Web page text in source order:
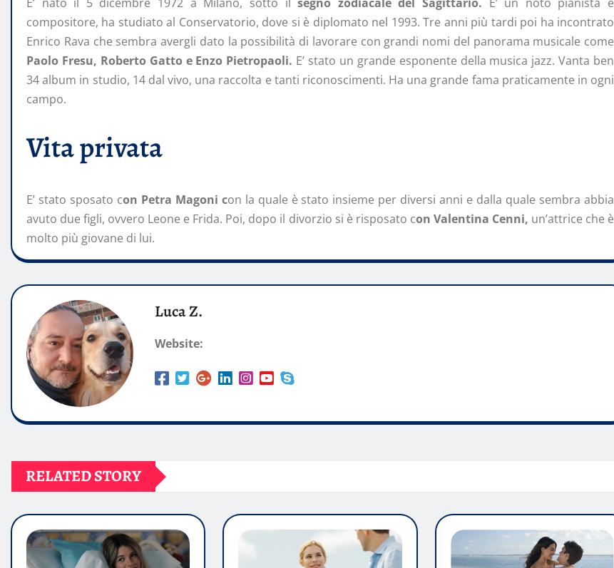
compositore, ha studiato al Conservatorio, dove si è diplomato nel 1993. Tre anni più tardi poi ha incontrato
Enrico Rava che sembra avergli dato la possibilità di lavorare con grandi nomi del panorama musicale come
Paolo Fresu, Roberto Gatto e Enzo Pietropaoli. E’ stato un grande esponente della musica jazz. Vanta ben
34 album in studio, 14 dal vivo, una raccolta e tanti riconoscimenti. Ha una grande fama praticamente in ogni
campo.
Vita privata
E’ stato sposato con Petra Magoni con la quale è stato insieme per diversi anni e dalla quale sembra abbia
avuto due figli, ovvero Leone e Frida. Poi, dopo il divorzio si è risposato con Valentina Cenni, un’attrice che è
molto più giovane di lui.
Luca Z.
Website:
RELATED STORY